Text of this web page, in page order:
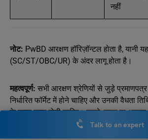
नहीं
नोट: PwBD आरक्षण हॉरिज़ॉन्टल होता है, यानी
(SC/ST/OBC/UR) के अंदर लागू होता है।
महत्वपूर्ण: सभी आरक्षण श्रेणियों से जुड़े प्रमाणपत्र
निर्धारित फॉर्मेट में होने चाहिए और उनकी वैधता
के समय मान्य होनी चाहिए। पुराने, गलत या
सीट अलॉटमेंट रद्द भी हो सकता है।Talk to an expert